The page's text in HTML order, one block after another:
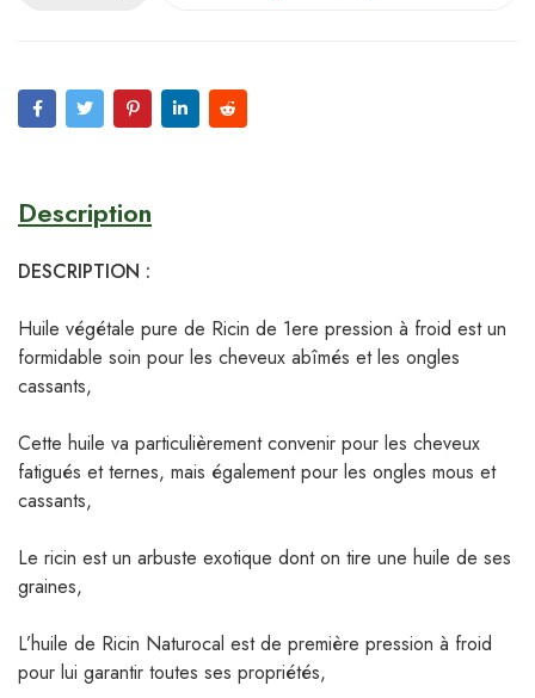
Description
DESCRIPTION :
Huile végétale pure de Ricin de 1ere pression à froid est un
formidable soin pour les cheveux abîmés et les ongles
cassants,
Cette huile va particulièrement convenir pour les cheveux
fatigués et ternes, mais également pour les ongles mous et
cassants,
Le ricin est un arbuste exotique dont on tire une huile de ses
graines,
L’huile de Ricin Naturocal est de première pression à froid
pour lui garantir toutes ses propriétés,